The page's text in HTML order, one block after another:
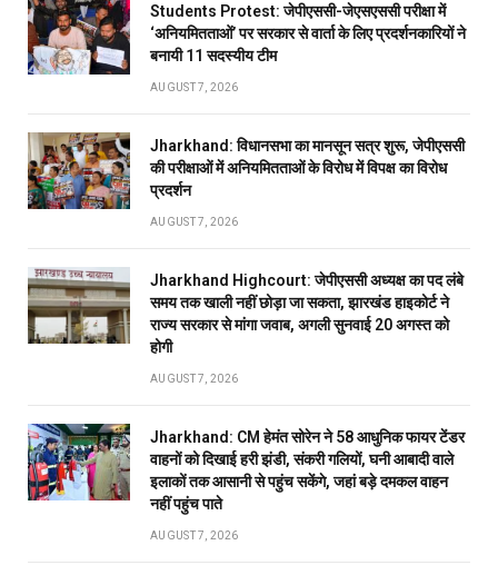
Students Protest: जेपीएससी-जेएसएससी परीक्षा में
‘अनियमितताओं’ पर सरकार से वार्ता के लिए प्रदर्शनकारियों ने
बनायी 11 सदस्यीय टीम
AUGUST 7, 2026
Jharkhand: विधानसभा का मानसून सत्र शुरू, जेपीएससी
की परीक्षाओं में अनियमितताओं के विरोध में विपक्ष का विरोध
प्रदर्शन
AUGUST 7, 2026
Jharkhand Highcourt: जेपीएससी अध्यक्ष का पद लंबे
समय तक खाली नहीं छोड़ा जा सकता, झारखंड हाइकोर्ट ने
राज्य सरकार से मांगा जवाब, अगली सुनवाई 20 अगस्त को
होगी
AUGUST 7, 2026
Jharkhand: CM हेमंत सोरेन ने 58 आधुनिक फायर टेंडर
वाहनों को दिखाई हरी झंडी, संकरी गलियों, घनी आबादी वाले
इलाकों तक आसानी से पहुंच सकेंगे, जहां बड़े दमकल वाहन
नहीं पहुंच पाते
AUGUST 7, 2026